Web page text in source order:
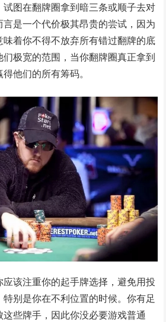
图在翻牌圈拿到暗三条或顺子去对
是一个代价极其昂贵的尝试，因为
着你不得不放弃所有错过翻牌的底
极宽的范围，当你翻牌圈真正拿到
他们的所有筹码。
该注重你的起手牌选择，避免用投
别是你在不利位置的时候。你有足
些牌手，因此你没必要游戏普通